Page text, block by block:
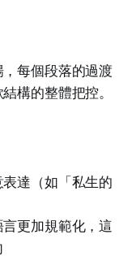
每個段落的過渡
構的整體把控。
達（如「私生的
更加規範化，這